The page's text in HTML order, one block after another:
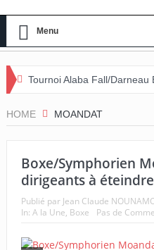
Menu
Fall/Darneau Essia Ndong
HOME MOANDAT
Boxe/Symphorien
dirigeants à
Publié par Jean Claude
In: A la Une, Boxe Pas de